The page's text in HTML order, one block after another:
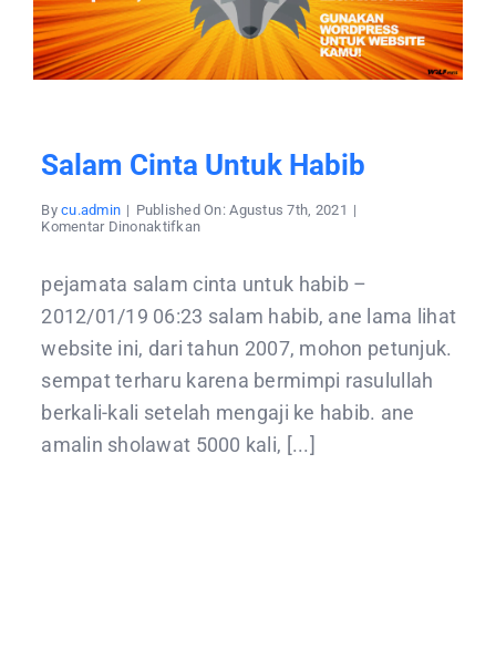
Salam Cinta Untuk Habib
Bycu.admin | Published On: Agustus 7th, 2021 |
Komentar Dinonaktifkanpada
untuk
habib
pejamata salam cinta untuk habib –
2012/01/19 06:23 salam habib, ane lama lihat
website ini, dari tahun 2007, mohon petunjuk.
sempat terharu karena bermimpi rasulullah
berkali-kali setelah mengaji ke habib. ane
amalin sholawat 5000 kali, [...]